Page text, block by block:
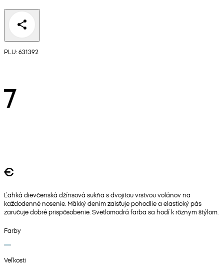
PLU: 631392
7
€
Ľahká dievčenská džínsová sukňa s dvojitou vrstvou volánov na
každodenné nosenie. Mäkký denim zaisťuje pohodlie a elastický pás
zaručuje dobré prispôsobenie. Svetlomodrá farba sa hodí k rôznym štýlom.
Farby
Veľkosti